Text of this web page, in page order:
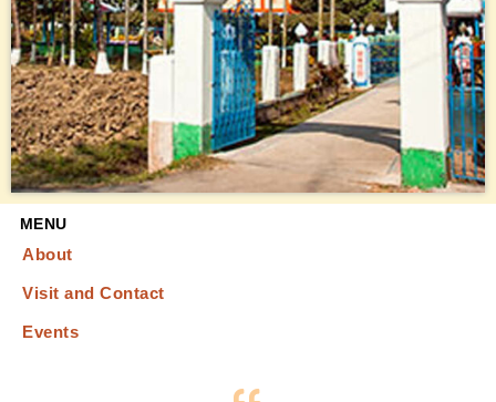
MENU
About
Visit and Contact
Events